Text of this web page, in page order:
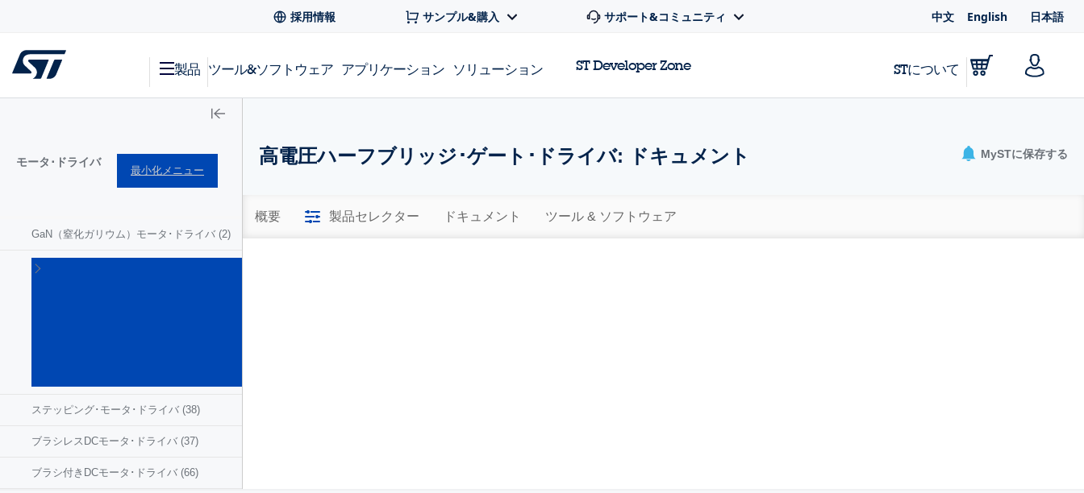
採用情報 サンプル&購入 サポート&コミュニティ 中文 English 日本語
製品 ツール&ソフトウェア アプリケーション ソリューション ST Developer Zone STについて
モータ･ドライバ
最小化メニュー
GaN（窒化ガリウム）モータ･ドライバ (2)
ステッピング･モータ･ドライバ (38)
ブラシレスDCモータ･ドライバ (37)
ブラシ付きDCモータ･ドライバ (66)
高電圧ハーフブリッジ･ゲート･ドライバ: ドキュメント MySTに保存する
概要 製品セレクター ドキュメント ツール & ソフトウェア